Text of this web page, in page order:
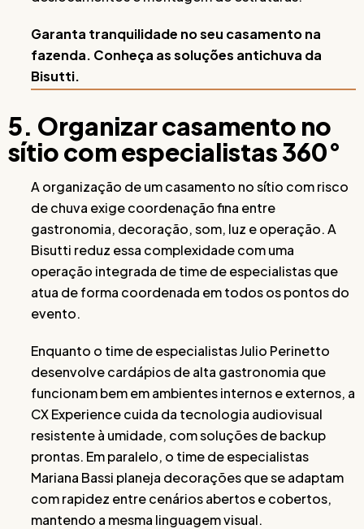
Garanta tranquilidade no seu casamento na
fazenda. Conheça as soluções antichuva da
Bisutti.
5. Organizar casamento no
sítio com especialistas 360°
A organização de um casamento no sítio com risco
de chuva exige coordenação fina entre
gastronomia, decoração, som, luz e operação. A
Bisutti reduz essa complexidade com uma
operação integrada de time de especialistas que
atua de forma coordenada em todos os pontos do
evento.
Enquanto o time de especialistas Julio Perinetto
desenvolve cardápios de alta gastronomia que
funcionam bem em ambientes internos e externos, a
CX Experience cuida da tecnologia audiovisual
resistente à umidade, com soluções de backup
prontas. Em paralelo, o time de especialistas
Mariana Bassi planeja decorações que se adaptam
com rapidez entre cenários abertos e cobertos,
mantendo a mesma linguagem visual.